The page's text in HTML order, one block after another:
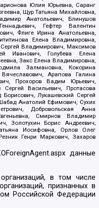
Юлия Юрьевна, Саранг
Щур Татьяна Михайловна,
Анатольевич, Блинушов
Гефтер Валентин
Флиге Ирина Анатольевна,
Елена Владимировна,
Владимирович, Максимов
Иванович, Голубева Елена
Закс Елена Владимировна,
Залмановна, Кокорина
Арапова Галина
Прохоров Вадим Юрьевич,
Васильевич, Протасова
Лукашевский Сергей
Анатолий Ефимович, Сухих
Добровольская Анна
Смирнов Владимир
Золотухин Борис Андреевич,
Иосифовна, Орлов Олег
Генри Маркович, Захаров
данные
в том числе
признанных в
Российской Федерации